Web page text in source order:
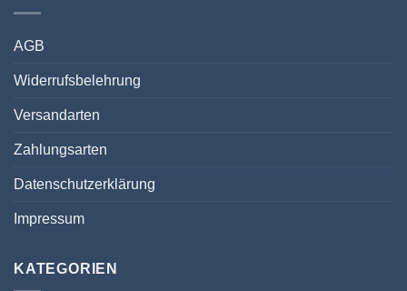
AGB
Widerrufsbelehrung
Versandarten
Zahlungsarten
Datenschutzerklärung
Impressum
KATEGORIEN